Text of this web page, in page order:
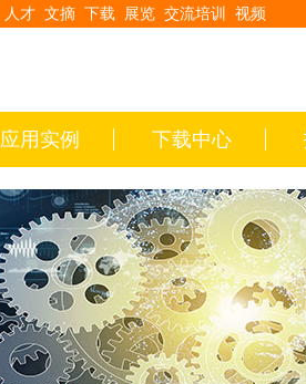
人才 文摘 下载 展览 交流培训 视频
应用实例 下载中心